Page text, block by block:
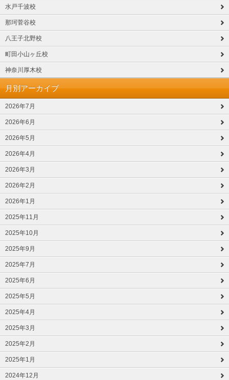
水戸千波校
那珂菅谷校
八王子北野校
町田小山ヶ丘校
神奈川厚木校
月別アーカイブ
2026年7月
2026年6月
2026年5月
2026年4月
2026年3月
2026年2月
2026年1月
2025年11月
2025年10月
2025年9月
2025年7月
2025年6月
2025年5月
2025年4月
2025年3月
2025年2月
2025年1月
2024年12月